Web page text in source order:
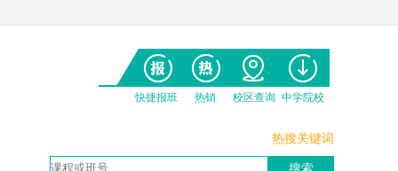
快捷报班 热销 校区查询 中学院校
热搜关键词